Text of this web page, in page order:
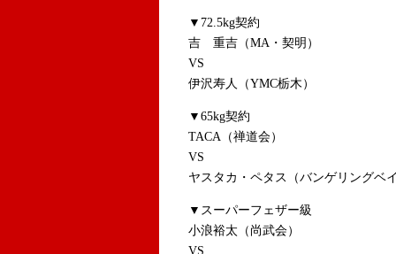
▼72.5kg契約
吉 重吉（MA・契明）
VS
伊沢寿人（YMC栃木）
▼65kg契約
TACA（禅道会）
VS
ヤスタカ・ペタス（バンゲリングベ
▼スーパーフェザー級
小浪裕太（尚武会）
VS